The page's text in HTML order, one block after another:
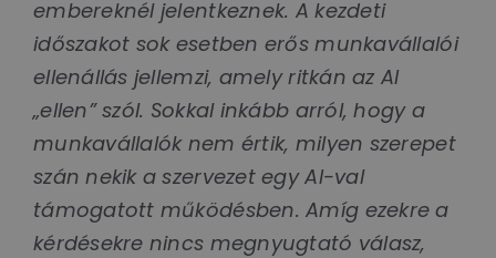
embereknél jelentkeznek. A kezdeti
időszakot sok esetben erős munkavállalói
ellenállás jellemzi, amely ritkán az AI
„ellen” szól. Sokkal inkább arról, hogy a
munkavállalók nem értik, milyen szerepet
szán nekik a szervezet egy AI-val
támogatott működésben. Amíg ezekre a
kérdésekre nincs megnyugtató válasz,